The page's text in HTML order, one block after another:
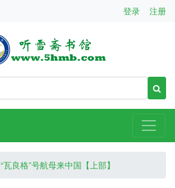
登录 注册
“瓦良格”号航母来中国【上部】